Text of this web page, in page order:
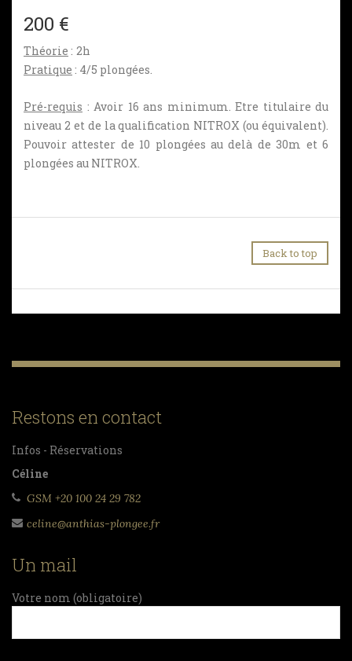
200 €
Théorie : 2h
Pratique : 4/5 plongées.
Pré-requis : Avoir 16 ans minimum. Etre titulaire du
niveau 2 et de la qualification NITROX (ou équivalent).
Pouvoir attester de 10 plongées au delà de 30m et 6
plongées au NITROX.
Back to top
Restons en contact
Infos - Réservations
Céline
GSM +20 100 24 29 782
celine@anthias-plongee.fr
Un mail
Votre nom (obligatoire)